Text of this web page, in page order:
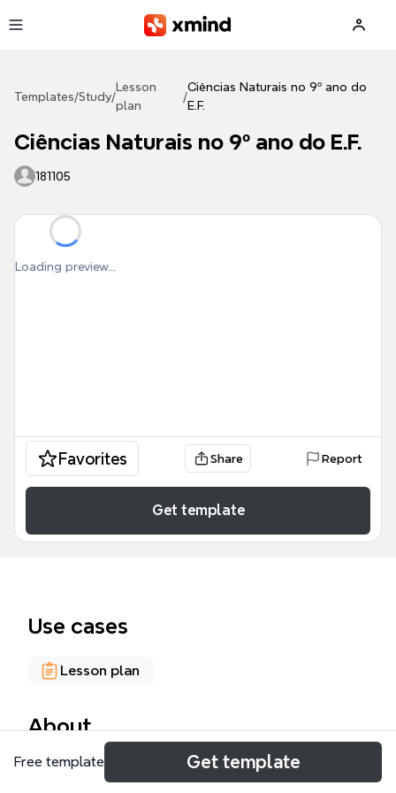
Templates/Study/
Lesson
plan
/
Ciências Naturais no 9º ano do
E.F.
Ciências Naturais no 9º ano do E.F.
181105
Loading preview...
Favorites Share Report
Get template
Use cases
Lesson plan
About
Este mapa mental 'Ciências Naturais no 9º ano do
Free template Get template